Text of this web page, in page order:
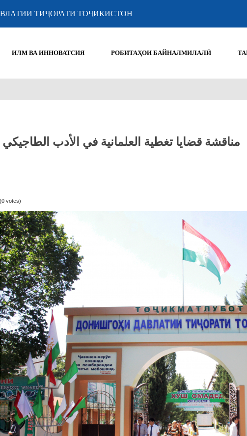
ТИҶОРАТИ ТОҶИКИСТОН
ИЛМ ВА ИННОВАТСИЯ РОБИТАҲОИ БАЙНАЛМИЛАЛӢ
مناقشة قضايا تغطية العلمانية في الأدب
(0 votes)